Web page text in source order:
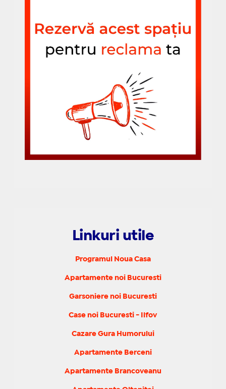
Linkuri utile
Programul Noua Casa
Apartamente noi Bucuresti
Garsoniere noi Bucuresti
Case noi Bucuresti - Ilfov
Cazare Gura Humorului
Apartamente Berceni
Apartamente Brancoveanu